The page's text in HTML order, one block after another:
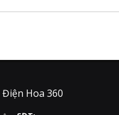
Điện Hoa 360